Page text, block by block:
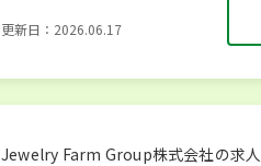
更新日：2026.06.17
Jewelry Farm Group株式会社の求人